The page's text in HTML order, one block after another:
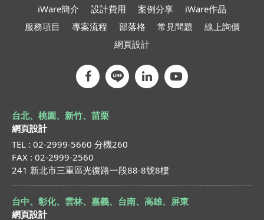
iWare簡介 設計費用 案例分享
iWare作品
服務項目
專案流程 部落格 常見問題
線上詢價
網頁設計
台北、桃園、新竹、苗栗
網頁設計
TEL : 02-2999-5660 分機260
FAX : 02-2999-2560
241 新北市三重區光復路一段88-8號8樓
台中、彰化、雲林、嘉義、台南、高雄、屏東
網頁設計